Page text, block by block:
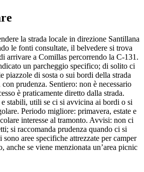
la strada locale in direzione Santillana
le fonti consultate, il belvedere si trova
arrivare a Comillas percorrendo la C-131.
un parcheggio specifico; di solito ci
piazzole di sosta o sui bordi della strada
prudenza. Sentiero: non è necessario
è praticamente diretto dalla strada.
e stabili, utili se ci si avvicina ai bordi o si
Periodo migliore: primavera, estate e
interesse al tramonto. Avvisi: non ci
si raccomanda prudenza quando ci si
aree specifiche attrezzate per camper
anche se viene menzionata un’area picnic